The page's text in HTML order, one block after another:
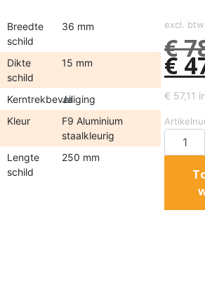
Breedte
schild
36 mm
Dikte
schild
15 mm
Kerntrekbeveiliging
Ja
Kleur
F9 Aluminium
staalkleurig
Lengte
schild
250 mm
excl. btw
€
€
€ 57,11